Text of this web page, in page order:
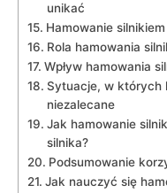
unikać
Hamowanie
Rola hamowania
Wpływ hamowania
Sytuacje, w których
niezalecane
Jak hamowanie
silnika?
Podsumowanie
Jak nauczyć się